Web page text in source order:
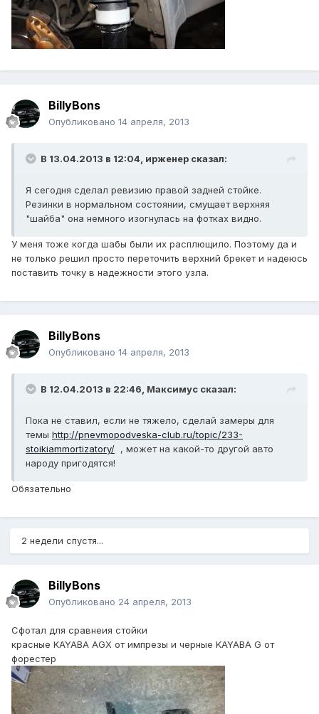
BillyBons
Опубликовано 14 апреля, 2013
В 13.04.2013 в 12:04, ирженер сказал:
Я сегодня сделал ревизию правой задней стойке.
Резинки в нормальном состоянии, смущает верхняя
"шайба" она немного изогнулась на фотках видно.
У меня тоже когда шабы были их расплющило. Поэтому да и
не только решил просто переточить верхний брекет и надеюсь
поставить точку в надежности этого узла.
BillyBons
Опубликовано 14 апреля, 2013
В 12.04.2013 в 22:46, Максимус сказал:
Пока не ставил, если не тяжело, сделай замеры для
темы http://pnevmopodveska-club.ru/topic/233-
stoikiammortizatory/ , может на какой-то другой авто
народу пригодятся!
Обязательно
2 недели спустя...
BillyBons
Опубликовано 24 апреля, 2013
Сфотал для сравнеия стойки
красные KAYABA AGX от импрезы и черные KAYABA G от
форестер